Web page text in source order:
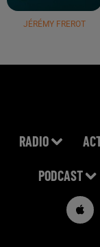
JÉRÉMY FREROT
RADIO
PODCAST